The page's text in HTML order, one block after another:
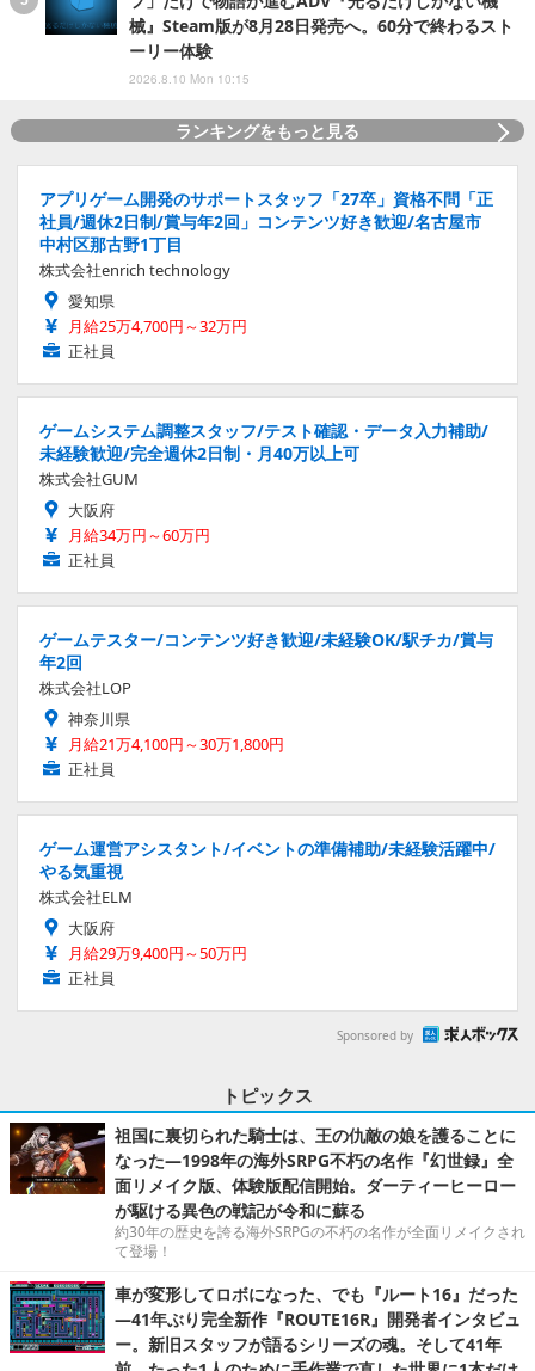
械』Steam版が8月28日発売へ。60分で終わるスト
ーリー体験
2026.8.10 Mon 10:15
ランキングをもっと見る
アプリゲーム開発のサポートスタッフ「27卒」資格不問「正
社員/週休2日制/賞与年2回」コンテンツ好き歓迎/名古屋市
中村区那古野1丁目
株式会社enrich technology
愛知県
月給25万4,700円～32万円
正社員
ゲームシステム調整スタッフ/テスト確認・データ入力補助/
未経験歓迎/完全週休2日制・月40万以上可
株式会社GUM
大阪府
月給34万円～60万円
正社員
ゲームテスター/コンテンツ好き歓迎/未経験OK/駅チカ/賞与
年2回
株式会社LOP
神奈川県
月給21万4,100円～30万1,800円
正社員
ゲーム運営アシスタント/イベントの準備補助/未経験活躍中/
やる気重視
株式会社ELM
大阪府
月給29万9,400円～50万円
正社員
Sponsored by
トピックス
祖国に裏切られた騎士は、王の仇敵の娘を護ることに
なった―1998年の海外SRPG不朽の名作『幻世録』全
面リメイク版、体験版配信開始。ダーティーヒーロー
が駆ける異色の戦記が令和に蘇る
約30年の歴史を誇る海外SRPGの不朽の名作が全面リメイクされ
て登場！
車が変形してロボになった、でも『ルート16』だった
―41年ぶり完全新作『ROUTE16R』開発者インタビュ
ー。新旧スタッフが語るシリーズの魂。そして41年